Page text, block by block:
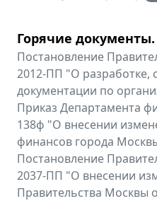
Горячие
Постановление
2012-ПП "О разработке,
документации по
Приказ Департамента
138ф "О внесении
финансов города
Постановление
2037-ПП "О внесении
Правительства Москвы